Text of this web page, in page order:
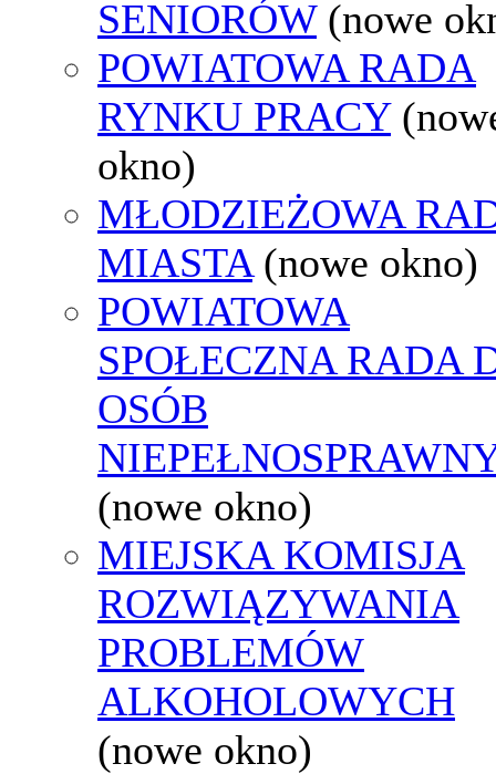
SENIORÓW (nowe
POWIATOWA RADA
RYNKU PRACY
okno)
MŁODZIEŻOWA
MIASTA (nowe okno)
POWIATOWA
SPOŁECZNA RADA
OSÓB
(nowe okno)
MIEJSKA KOMISJA
ROZWIĄZYWANIA
PROBLEMÓW
ALKOHOLOWYCH
(nowe okno)